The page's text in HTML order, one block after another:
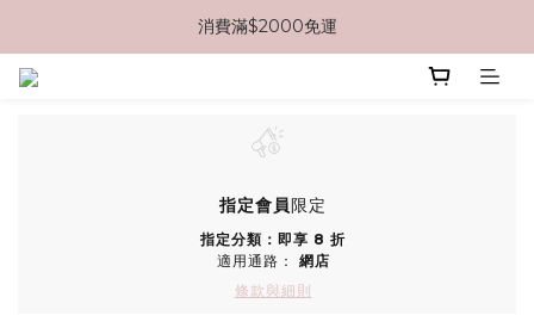
消費滿$2000免運
消費滿$2000免運
消費滿$2000免運
指定會員限定
指定分類：即享 8 折
適用通路： 網店
條款與細則